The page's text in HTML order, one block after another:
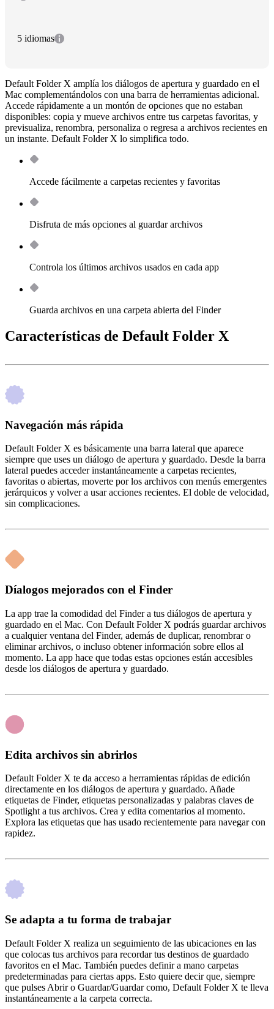
5 idiomas
Default Folder X amplía los diálogos de apertura y guardado en el
Mac complementándolos con una barra de herramientas adicional.
Accede rápidamente a un montón de opciones que no estaban
disponibles: copia y mueve archivos entre tus carpetas favoritas, y
previsualiza, renombra, personaliza o regresa a archivos recientes en
un instante. Default Folder X lo simplifica todo.
Accede fácilmente a carpetas recientes y favoritas
Disfruta de más opciones al guardar archivos
Controla los últimos archivos usados en cada app
Guarda archivos en una carpeta abierta del Finder
Características de Default Folder X
Navegación más rápida
Default Folder X es básicamente una barra lateral que aparece
siempre que uses un diálogo de apertura y guardado. Desde la barra
lateral puedes acceder instantáneamente a carpetas recientes,
favoritas o abiertas, moverte por los archivos con menús emergentes
jerárquicos y volver a usar acciones recientes. El doble de velocidad,
sin complicaciones.
Díalogos mejorados con el Finder
La app trae la comodidad del Finder a tus diálogos de apertura y
guardado en el Mac. Con Default Folder X podrás guardar archivos
a cualquier ventana del Finder, además de duplicar, renombrar o
eliminar archivos, o incluso obtener información sobre ellos al
momento. La app hace que todas estas opciones están accesibles
desde los diálogos de apertura y guardado.
Edita archivos sin abrirlos
Default Folder X te da acceso a herramientas rápidas de edición
directamente en los diálogos de apertura y guardado. Añade
etiquetas de Finder, etiquetas personalizadas y palabras claves de
Spotlight a tus archivos. Crea y edita comentarios al momento.
Explora las etiquetas que has usado recientemente para navegar con
rapidez.
Se adapta a tu forma de trabajar
Default Folder X realiza un seguimiento de las ubicaciones en las
que colocas tus archivos para recordar tus destinos de guardado
favoritos en el Mac. También puedes definir a mano carpetas
predeterminadas para ciertas apps. Esto quiere decir que, siempre
que pulses Abrir o Guardar/Guardar como, Default Folder X te lleva
instantáneamente a la carpeta correcta.